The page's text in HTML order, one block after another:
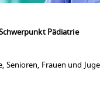
Pädiatrie
Senioren, Frauen und